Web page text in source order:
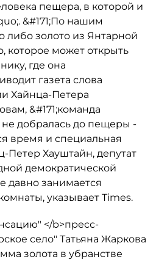
пещера, в которой и
&#171;По нашим
либо золото из Янтарной
которое может открыть
где она
газета слова
Хайнца-Петера
&#171;команда
добралась до пещеры -
время и специальная
Петер Хауштайн, депутат
демократической
давно занимается
указывает Times.
</b>пресс-
село" Татьяна Жаркова
золота в убранстве